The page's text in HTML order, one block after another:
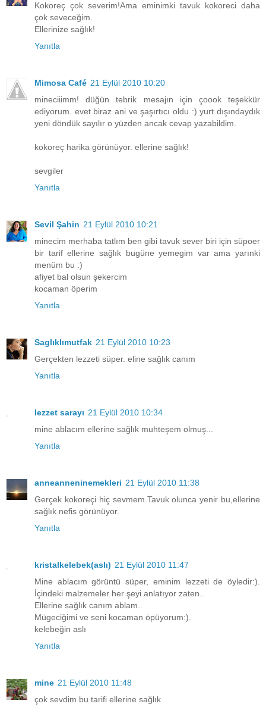
Kokoreç çok severim!Ama eminimki tavuk kokoreci daha
çok seveceğim.
Ellerinize sağlık!
Yanıtla
Mimosa Café 21 Eylül 2010 10:20
mineciiimm! düğün tebrik mesajın için çoook teşekkür
ediyorum. evet biraz ani ve şaşırtıcı oldu :) yurt dışındaydık
yeni döndük sayılır o yüzden ancak cevap yazabildim.
kokoreç harika görünüyor. ellerine sağlık!
sevgiler
Yanıtla
Sevil Şahin 21 Eylül 2010 10:21
minecim merhaba tatlım ben gibi tavuk sever biri için süpoer
bir tarif ellerine sağlık bugüne yemegim var ama yarınki
menüm bu :)
afiyet bal olsun şekercim
kocaman öperim
Yanıtla
Saglıklımutfak 21 Eylül 2010 10:23
Gerçekten lezzeti süper. eline sağlık canım
Yanıtla
lezzet sarayı 21 Eylül 2010 10:34
mine ablacım ellerine sağlık muhteşem olmuş...
Yanıtla
anneanneninemekleri 21 Eylül 2010 11:38
Gerçek kokoreçi hiç sevmem.Tavuk olunca yenir bu,ellerine
sağlık nefis görünüyor.
Yanıtla
kristalkelebek(aslı) 21 Eylül 2010 11:47
Mine ablacım görüntü süper, eminim lezzeti de öyledir:).
İçindeki malzemeler her şeyi anlatıyor zaten..
Ellerine sağlık canım ablam..
Mügeciğimi ve seni kocaman öpüyorum:).
kelebeğin aslı
Yanıtla
mine 21 Eylül 2010 11:48
çok sevdim bu tarifi ellerine sağlık